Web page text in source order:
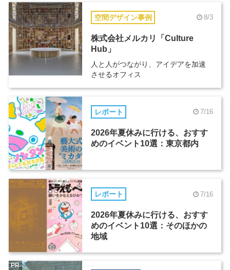
空間デザイン事例 8/3
株式会社メルカリ「Culture
Hub」
人と人がつながり、アイデアを加速
させるオフィス
レポート 7/16
2026年夏休みに行ける、おすす
めのイベント10選：東京都内
レポート 7/16
2026年夏休みに行ける、おすす
めのイベント10選：そのほかの
地域
PR